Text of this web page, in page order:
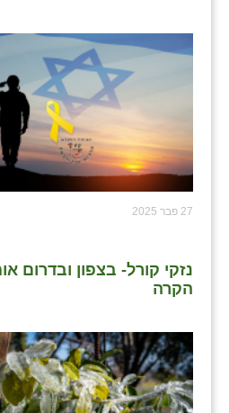
27 פבר 2025
נזקי קורל- בצפון ובדרום
הקרה